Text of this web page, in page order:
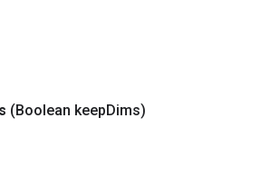
(Boolean keepDims)